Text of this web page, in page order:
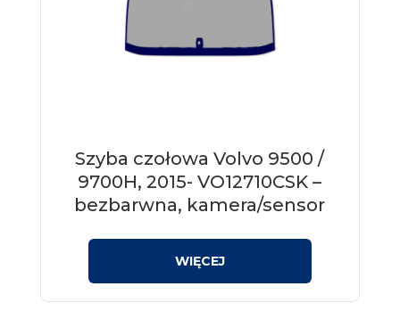
Szyba czołowa Volvo 9500 /
9700H, 2015- VO12710CSK –
bezbarwna, kamera/sensor